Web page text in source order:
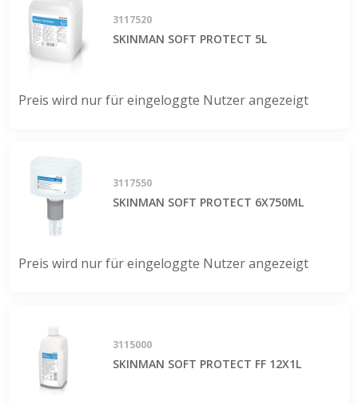
3117520
SKINMAN SOFT PROTECT 5L
Preis wird nur für eingeloggte Nutzer angezeigt
3117550
SKINMAN SOFT PROTECT 6X750ML
Preis wird nur für eingeloggte Nutzer angezeigt
3115000
SKINMAN SOFT PROTECT FF 12X1L